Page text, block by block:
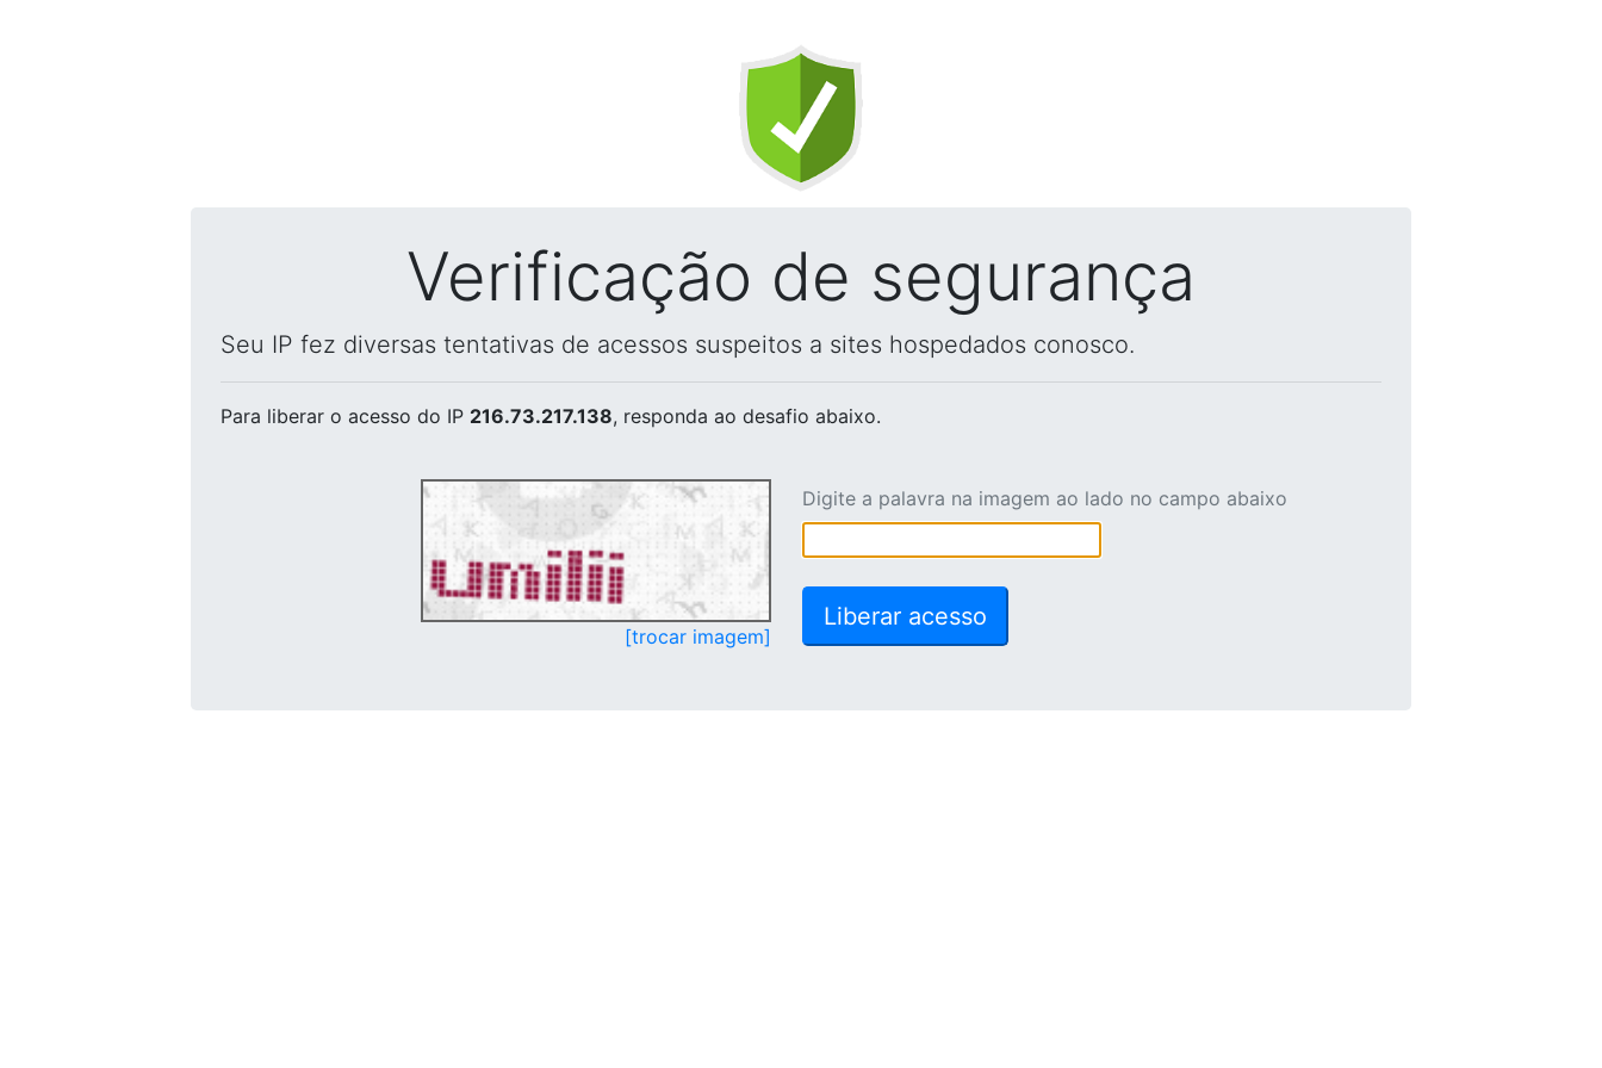
Verificação de segurança
Seu IP fez diversas tentativas de acessos suspeitos a sites hospedados conosco.
Para liberar o acesso do IP 216.73.217.138, responda ao desafio abaixo.
[trocar imagem]
Digite a palavra na imagem ao lado no campo abaixo